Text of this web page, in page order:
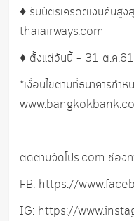
♦️ รับบัตรเครดิตเงินคืนสู
thaiairways.com
♦️ ตั้งแต่วันนี้ – 31 ต.ค.61
*เงื่อนไขตามที่ธนาคารกำห
ติดตามจัดโปร.com ช่อง
FB: https://
IG: https://